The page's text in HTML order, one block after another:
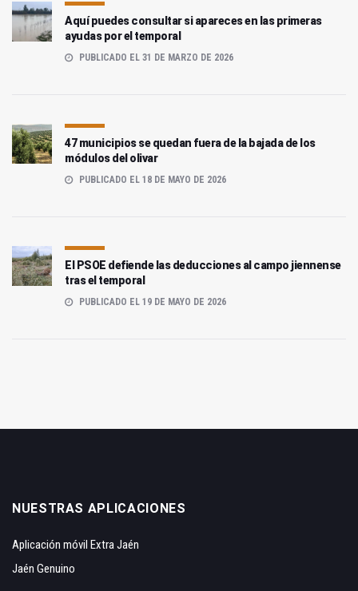
Aquí puedes consultar si apareces en las primeras
ayudas por el temporal
PUBLICADO EL 31 DE MARZO DE 2026
47 municipios se quedan fuera de la bajada de los
módulos del olivar
PUBLICADO EL 18 DE MAYO DE 2026
El PSOE defiende las deducciones al campo jiennense
tras el temporal
PUBLICADO EL 19 DE MAYO DE 2026
NUESTRAS APLICACIONES
Aplicación móvil Extra Jaén
Jaén Genuino